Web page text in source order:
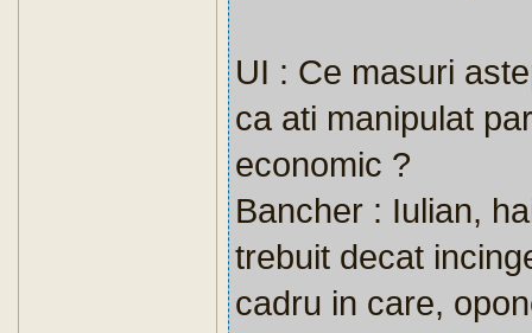
UI : Ce masuri
ca ati manipulat
economic ?
Bancher : Iulian,
trebuit decat
cadru in care,